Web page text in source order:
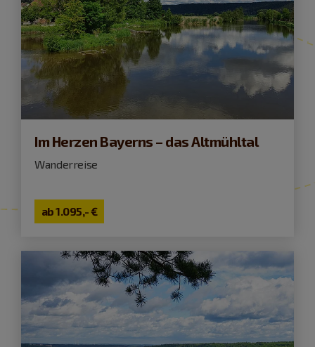
Im Herzen Bayerns – das Altmühltal
Wanderreise
ab1.095,- €